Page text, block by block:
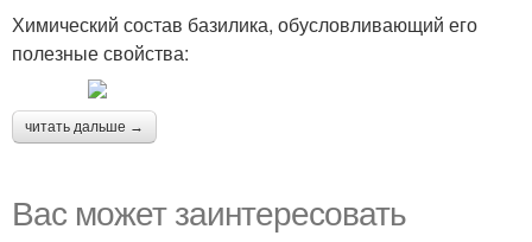
Химический состав базилика, обусловливающий его
полезные свойства:
читать дальше →
Вас может заинтересовать